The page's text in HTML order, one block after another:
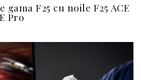
F25 cu noile F25 ACE
Pro